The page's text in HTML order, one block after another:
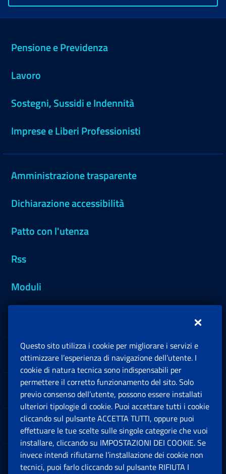
Pensione e Previdenza
Lavoro
Sostegni, Sussidi e Indennità
Imprese e Liberi Professionisti
Amministrazione trasparente
Dichiarazione accessibilità
Patto con l'utenza
Rss
Moduli
Sedi e Contatti
Software
Note Legali
App mobile
Questo sito utilizza i cookie per migliorare i servizi e
ottimizzare l’esperienza di navigazione dell’utente. I
cookie di natura tecnica sono indispensabili per
permettere il corretto funzionamento del sito. Solo
previo consenso dell’utente, possono essere installati
ulteriori tipologie di cookie. Puoi accettare tutti i cookie
cliccando sul pulsante ACCETTA TUTTI, oppure puoi
effettuare le tue scelte sulle singole categorie che vuoi
installare, cliccando su IMPOSTAZIONI DEI COOKIE. Se
invece intendi rifiutarne l’installazione dei cookie non
tecnici, puoi farlo cliccando sul pulsante RIFIUTA I